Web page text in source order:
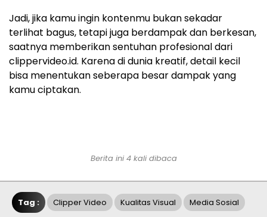
Jadi, jika kamu ingin kontenmu bukan sekadar
terlihat bagus, tetapi juga berdampak dan berkesan,
saatnya memberikan sentuhan profesional dari
clippervideo.id. Karena di dunia kreatif, detail kecil
bisa menentukan seberapa besar dampak yang
kamu ciptakan.
Berita ini 4 kali dibaca
Tag : Clipper Video Kualitas Visual Media Sosial